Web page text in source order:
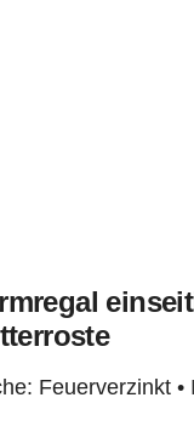
Feuerverzinkt •